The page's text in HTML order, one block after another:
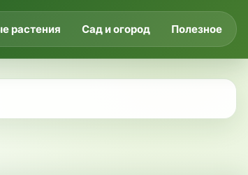
растения Сад и огород Полезное